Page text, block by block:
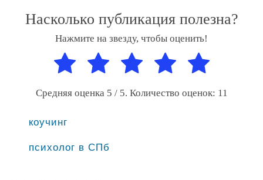
Насколько публикация полезна?
Нажмите на звезду, чтобы оценить!
Средняя оценка 5 / 5. Количество оценок: 11
коучинг
психолог в СПб